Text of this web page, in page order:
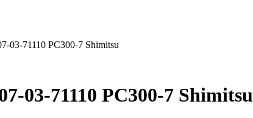
03-71110 PC300-7 Shimitsu
03-71110 PC300-7 Shimitsu